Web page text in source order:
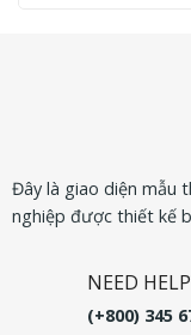
Đây là giao diện mẫu
nghiệp được thiết kế
NEED
(+800) 345